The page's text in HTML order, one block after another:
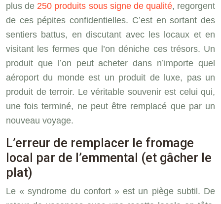
plus de 250 produits sous signe de qualité, regorgent
de ces pépites confidentielles. C’est en sortant des
sentiers battus, en discutant avec les locaux et en
visitant les fermes que l’on déniche ces trésors. Un
produit que l’on peut acheter dans n’importe quel
aéroport du monde est un produit de luxe, pas un
produit de terroir. Le véritable souvenir est celui qui,
une fois terminé, ne peut être remplacé que par un
nouveau voyage.
L’erreur de remplacer le fromage
local par de l’emmental (et gâcher le
plat)
Le « syndrome du confort » est un piège subtil. De